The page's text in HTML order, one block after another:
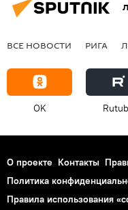
ВСЕ НОВОСТИ РИГА
OK
О проекте Контакты
Политика
Правила использования